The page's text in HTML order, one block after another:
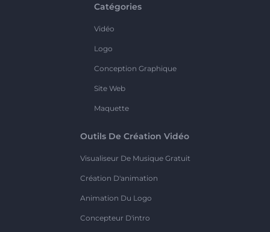
Catégories
Vidéo
Logo
Conception Graphique
Site Web
Maquette
Outils De Création Vidéo
Visualiseur De Musique Gratuit
Création D'animation
Animation Du Logo
Concepteur D'intro